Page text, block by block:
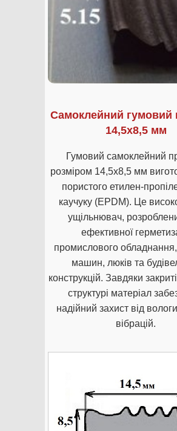
Самоклейний гумовий
14,5х8,5 мм
Гумовий самоклейний
розміром 14,5х8,5 мм
пористого етилен-
каучуку (EPDM). Це
ущільнювач,
ефективної
промислового обладнання,
машин, люків та
конструкцій. Завдяки
структурі матеріал
надійний захист від
вібрацій.